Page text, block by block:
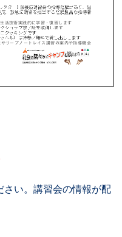
さい。講習会の情報が配